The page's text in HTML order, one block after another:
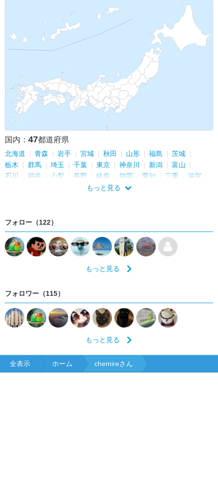
国内： 47都道府県
北海道 青森 岩手 宮城 秋田 山形 福島
茨城
栃木
群馬 埼玉 千葉 東京 神奈川 新潟
富山
石川
福井 山梨 長野 岐阜 静岡 愛知 三重
滋賀
和歌山 鳥取
もっと見る
フォロー（122）
もっと見る
フォロワー（115）
もっと見る
全表示 ホーム chemireさん